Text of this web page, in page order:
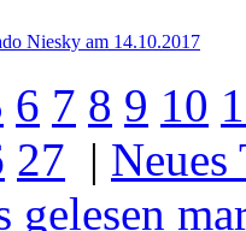
Niesky am 14.10.2017
6 7 8 9 10
27 | Neues
gelesen